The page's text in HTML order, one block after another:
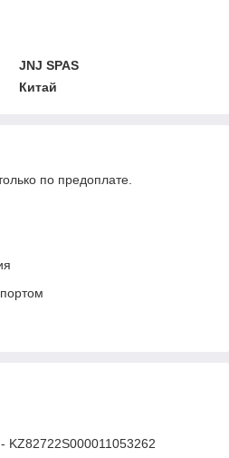
JNJ SPAS
Китай
по предоплате.
KZ82722S000011053262